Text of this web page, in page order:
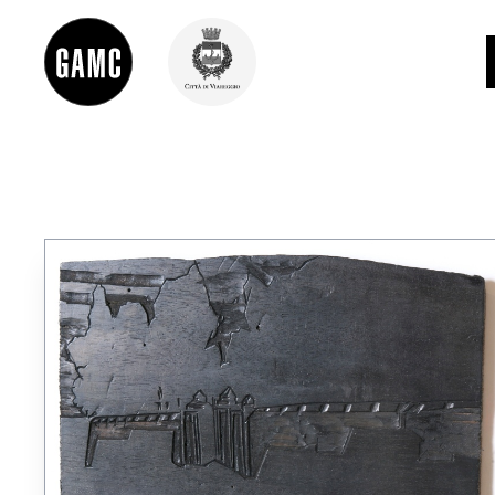
DIDATTICA
SHOP
LE COLLEZIONI
GLI AUTORI
LORENZO VIANI
MOSTRE
EVENTI
PALAZZO DELLE MUSE